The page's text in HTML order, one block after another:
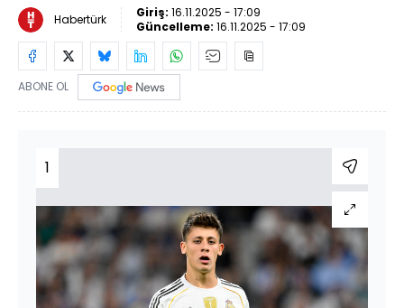
Habertürk Giriş: 16.11.2025 - 17:09
Güncelleme: 16.11.2025 - 17:09
ABONE OL
1